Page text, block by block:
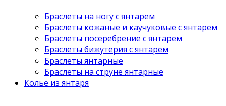
Браслеты на ногу с янтарем
Браслеты кожаные и каучуковые с янтарем
Браслеты посеребрение с янтарем
Браслеты бижутерия с янтарем
Браслеты янтарные
Браслеты на струне янтарные
Колье из янтаря